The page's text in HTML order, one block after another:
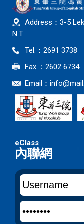
Address：3-5
N.T
Tel.：2691 3738
Fax.：2602 6734
Email：
內聯網